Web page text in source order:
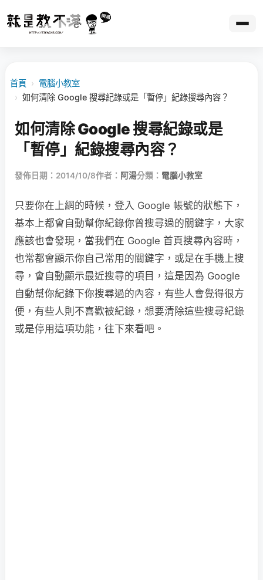
首頁 › 電腦小教室
› 如何清除 Google 搜尋紀錄或是「暫停」紀錄搜尋內容？
如何清除 Google 搜尋紀錄或是
「暫停」紀錄搜尋內容？
發佈日期：2014/10/8作者： 阿湯分類： 電腦小教室
只要你在上網的時候，登入 Google 帳號的狀態下，
基本上都會自動幫你紀錄你曾搜尋過的關鍵字，大家
應該也會發現，當我們在 Google 首頁搜尋內容時，
也常都會顯示你自己常用的關鍵字，或是在手機上搜
尋，會自動顯示最近搜尋的項目，這是因為 Google
自動幫你紀錄下你搜尋過的內容，有些人會覺得很方
便，有些人則不喜歡被紀錄，想要清除這些搜尋紀錄
或是停用這項功能，往下來看吧。